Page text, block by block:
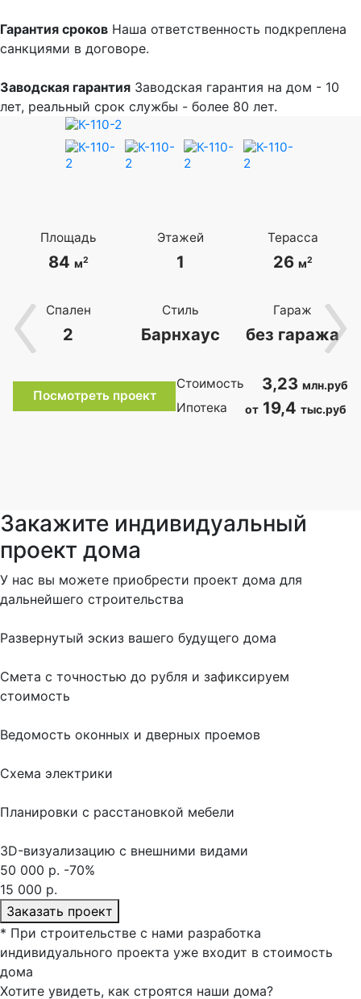
Гарантия сроков Наша ответственность подкреплена
санкциями в договоре.
Заводская гарантия Заводская гарантия на дом - 10
лет, реальный срок службы - более 80 лет.
Площадь
84 м2
Этажей
1
Терасса
26 м2
Спален
2
Стиль
Барнхаус
Гараж
без гаража
Стоимость 3,23 млн.руб
Ипотека от19,4 тыс.руб
Посмотреть проект
Закажите индивидуальный
проект дома
У нас вы можете приобрести проект дома для
дальнейшего строительства
Развернутый эскиз вашего будущего дома
Cмета с точностью до рубля и зафиксируем
стоимость
Ведомость оконных и дверных проемов
Cхема электрики
Планировки с расстановкой мебели
3D-визуализацию с внешними видами
50 000 р. -70%
15 000 р.
Заказать проект
* При строительстве с нами разработка
индивидуального проекта уже входит в стоимость
дома
Хотите увидеть, как строятся наши дома?